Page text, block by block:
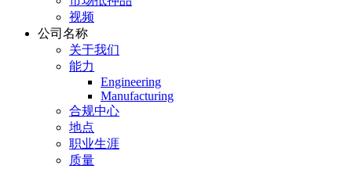
视频
公司名称
关于我们
能力
Engineering
Manufacturing
合规中心
地点
职业生涯
质量